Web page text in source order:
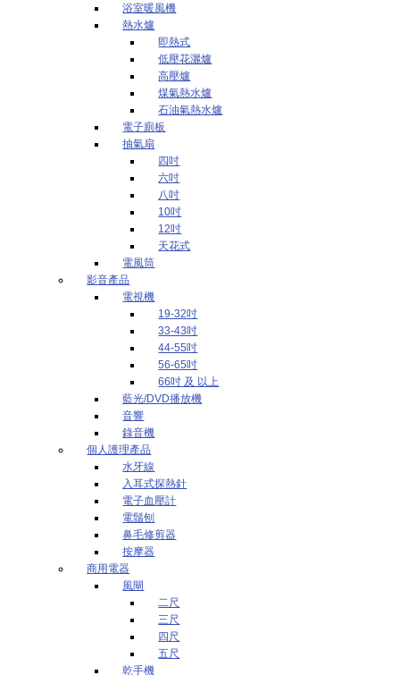
浴室暖風機
熱水爐
即熱式
低壓花灑爐
高壓爐
煤氣熱水爐
石油氣熱水爐
電子廁板
抽氣扇
四吋
六吋
八吋
10吋
12吋
天花式
電風筒
影音產品
電視機
19-32吋
33-43吋
44-55吋
56-65吋
66吋 及 以上
藍光/DVD播放機
音響
錄音機
個人護理產品
水牙線
入耳式探熱針
電子血壓計
電鬚刨
鼻毛修剪器
按摩器
商用電器
風閘
二尺
三尺
四尺
五尺
乾手機